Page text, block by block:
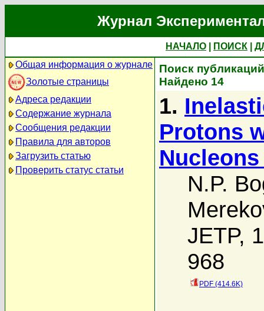
Журнал
НАЧАЛО ПОИСК
Общая информация о журнале
Золотые страницы
Адреса редакции
Содержание журнала
Сообщения редакции
Правила для авторов
Загрузить статью
Проверить статус статьи
Поиск
Найдено 14
1.
Protons
N.P.
JETP,
968
PDF (414.6K)